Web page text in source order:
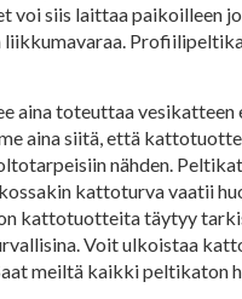
siis laittaa paikoilleen
liikkumavaraa.
aina toteuttaa
aina siitä, että
nähden.
kattoturva vaatii
kattotuotteita täytyy
Voit ulkoistaa
meiltä kaikki